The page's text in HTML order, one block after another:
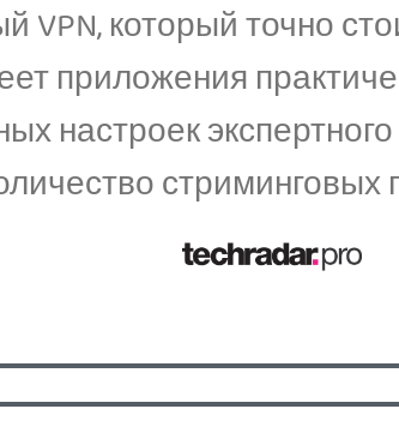
VPN, который точно
приложения
настроек